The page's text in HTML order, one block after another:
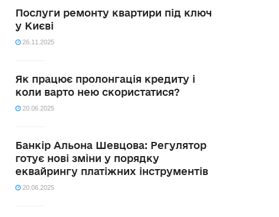
Послуги ремонту квартири під ключ
у Києві
26.11.2025
Як працює пролонгація кредиту і
коли варто нею скористатися?
20.06.2025
Банкір Альона Шевцова: Регулятор
готує нові зміни у порядку
еквайрингу платіжних інструментів
20.06.2025